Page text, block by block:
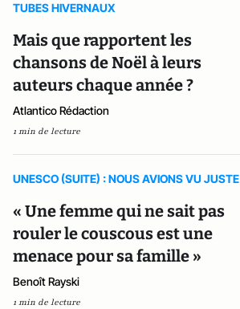
TUBES HIVERNAUX
Mais que rapportent les
chansons de Noël à leurs
auteurs chaque année ?
Atlantico Rédaction
1 min de lecture
UNESCO (SUITE) : NOUS AVIONS VU JUSTE
« Une femme qui ne sait pas
rouler le couscous est une
menace pour sa famille »
Benoît Rayski
1 min de lecture